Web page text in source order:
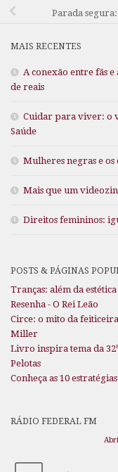
Parada
MAIS RECENTES
A conexão entre fãs
de reais
Cuidar para viver: o
Saúde
Mulheres negras e os
Mais que um
Direitos femininos:
POSTS & PÁGINAS
Tranças: além da
Resenha - O Rei Leão
Circe: o mito da
Miller
Livro inspira tema da
Pelotas
Conheça as 10
RÁDIO FEDERAL FM